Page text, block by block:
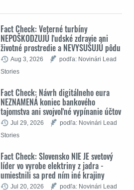
Fact Check: Veterné turbíny
NEPOŠKODZUJÚ ľudské zdravie ani
životné prostredie a NEVYSUŠUJÚ pôdu
Aug 3, 2026
podľa: Novinári Lead
Stories
Fact Check: Návrh digitálneho eura
NEZNAMENÁ koniec bankového
tajomstva ani svojvoľné vypínanie účtov
Jul 29, 2026
podľa: Novinári Lead
Stories
Fact Check: Slovensko NIE JE svetový
líder vo vyrobe elektriny z jadra -
umiestnili sa pred ním iné krajiny
Jul 20, 2026
podľa: Novinári Lead